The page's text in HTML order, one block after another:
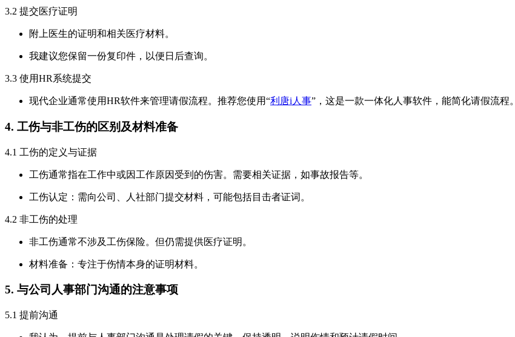
3.2 提交医疗证明
附上医生的证明和相关医疗材料。
我建议您保留一份复印件，以便日后查询。
3.3 使用HR系统提交
现代企业通常使用HR软件来管理请假流程。推荐您使用“利唐i人事”，这是一款一体化人事软件，能简化请假流程。
4. 工伤与非工伤的区别及材料准备
4.1 工伤的定义与证据
工伤通常指在工作中或因工作原因受到的伤害。需要相关证据，如事故报告等。
工伤认定：需向公司、人社部门提交材料，可能包括目击者证词。
4.2 非工伤的处理
非工伤通常不涉及工伤保险。但仍需提供医疗证明。
材料准备：专注于伤情本身的证明材料。
5. 与公司人事部门沟通的注意事项
5.1 提前沟通